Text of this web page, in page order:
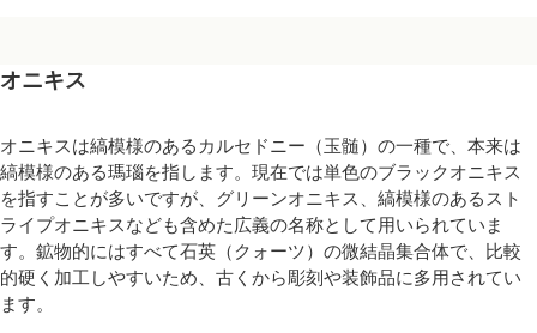
オニキス
オニキスは縞模様のあるカルセドニー（玉髄）の一種で、本来は
縞模様のある瑪瑙を指します。現在では単色のブラックオニキス
を指すことが多いですが、グリーンオニキス、縞模様のあるスト
ライプオニキスなども含めた広義の名称として用いられていま
す。鉱物的にはすべて石英（クォーツ）の微結晶集合体で、比較
的硬く加工しやすいため、古くから彫刻や装飾品に多用されてい
ます。